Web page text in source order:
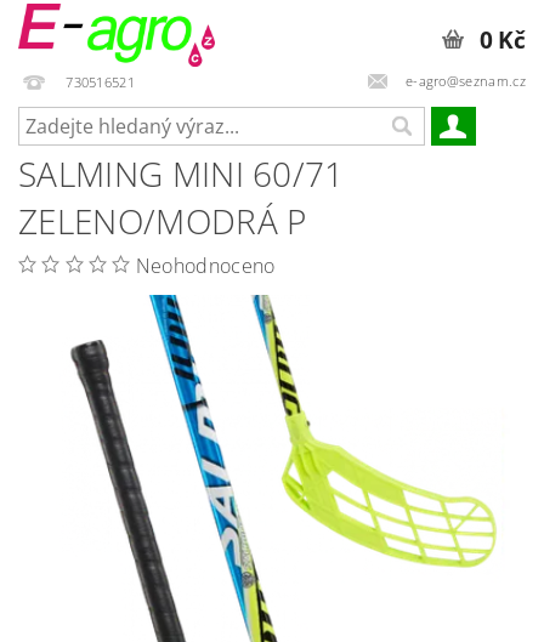
730516521 e-agro@seznam.cz
0 Kč
SALMING MINI 60/71
ZELENO/MODRÁ P
Neohodnoceno